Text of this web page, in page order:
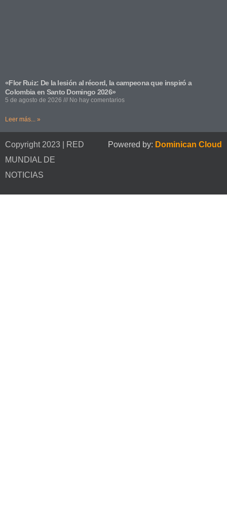
«Flor Ruiz: De la lesión al récord, la campeona que inspiró a
Colombia en Santo Domingo 2026»
5 de agosto de 2026 No hay comentarios
Leer más... »
Copyright 2023 | RED
MUNDIAL DE
NOTICIAS
Powered by: Dominican Cloud